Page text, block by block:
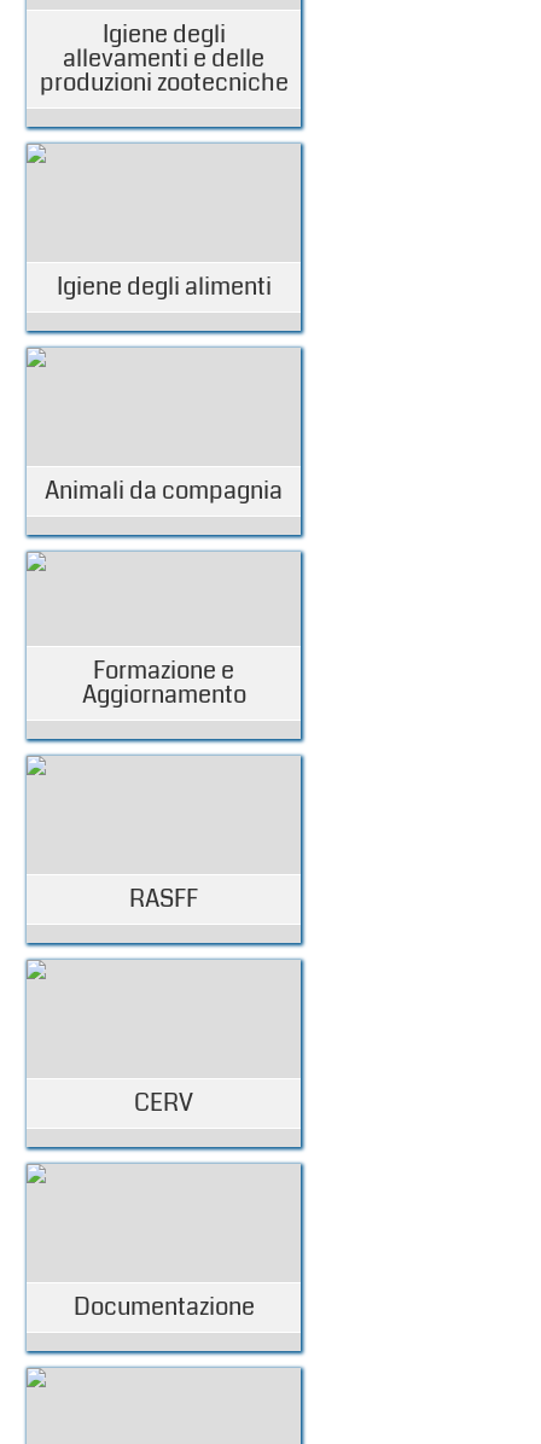
Igiene degli
allevamenti e delle
produzioni zootecniche
Igiene degli alimenti
Animali da compagnia
Formazione e
Aggiornamento
RASFF
CERV
Documentazione